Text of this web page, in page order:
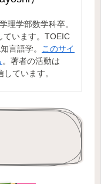
理学部数学科卒。
ています。TOEIC
言語学。 このサイ
。著者の活動は
ています。